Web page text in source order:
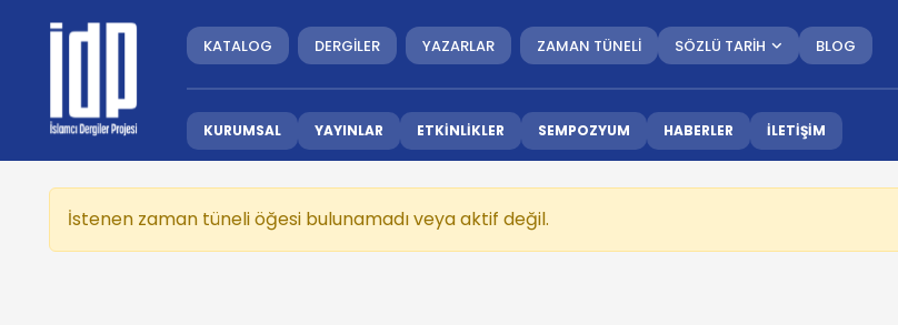
KATALOG DERGİLER YAZARLAR ZAMAN TÜNELİ SÖZLÜ TARİH BLOG
KURUMSAL YAYINLAR ETKİNLİKLER SEMPOZYUM HABERLER İLETİŞİM
İstenen zaman tüneli öğesi bulunamadı veya aktif değil.